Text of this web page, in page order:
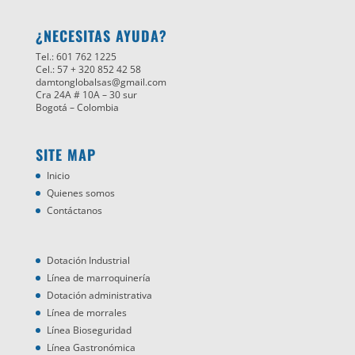
¿NECESITAS AYUDA?
Tel.: 601 762 1225
Cel.: 57 + 320 852 42 58
damtonglobalsas@gmail.com
Cra 24A # 10A – 30 sur
Bogotá – Colombia
SITE MAP
Inicio
Quienes somos
Contáctanos
Dotación Industrial
Línea de marroquinería
Dotación administrativa
Línea de morrales
Línea Bioseguridad
Línea Gastronómica